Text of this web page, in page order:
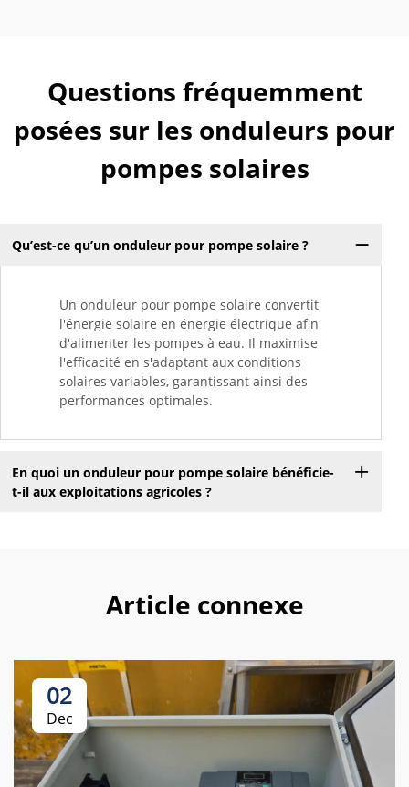
Questions fréquemment
posées sur les onduleurs pour
pompes solaires
Qu’est-ce qu’un onduleur pour pompe solaire ?
Un onduleur pour pompe solaire convertit
l'énergie solaire en énergie électrique afin
d'alimenter les pompes à eau. Il maximise
l'efficacité en s'adaptant aux conditions
solaires variables, garantissant ainsi des
performances optimales.
En quoi un onduleur pour pompe solaire bénéficie-
t-il aux exploitations agricoles ?
Article connexe
02
Dec